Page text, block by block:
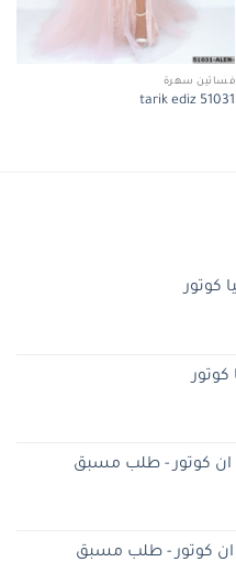
فساتين سهرة
tarik ediz 51031